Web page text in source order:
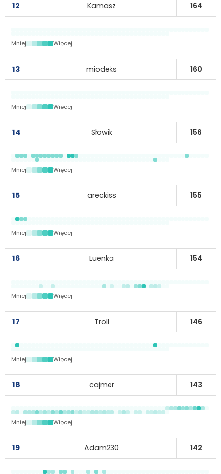
12 Kamasz 164
Mniej Więcej
13 miodeks 160
Mniej Więcej
14 Słowik 156
Mniej Więcej
15 areckiss 155
Mniej Więcej
16 Luenka 154
Mniej Więcej
17 Troll 146
Mniej Więcej
18 cajmer 143
Mniej Więcej
19 Adam230 142